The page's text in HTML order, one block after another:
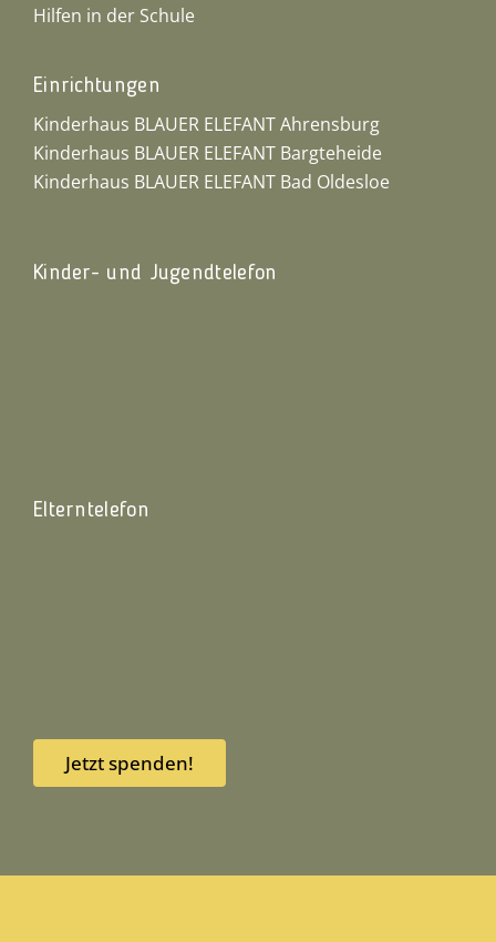
Hilfen in der Schule
Einrichtungen
Kinderhaus BLAUER ELEFANT Ahrensburg
Kinderhaus BLAUER ELEFANT Bargteheide
Kinderhaus BLAUER ELEFANT Bad Oldesloe
Kinder- und Jugendtelefon
Elterntelefon
Jetzt spenden!